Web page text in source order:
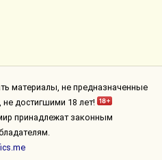
материалы, не предназначенные
достигшими 18 лет!
принадлежат законным